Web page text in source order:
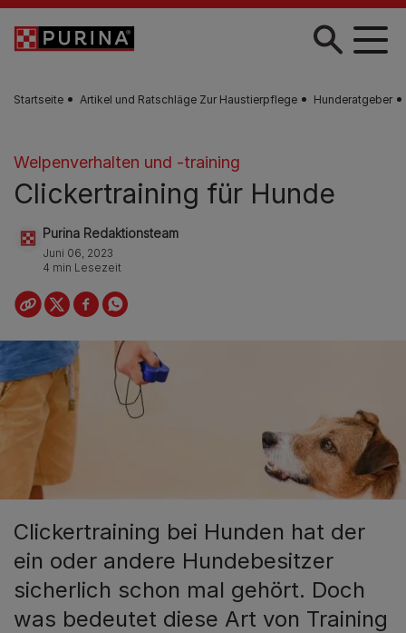
Skip to main content
Startseite Artikel und Ratschläge Zur Haustierpflege Hunderatgeber
Welpenverhalten und -training
Clickertraining für Hunde
Purina Redaktionsteam
Juni 06, 2023
4 min Lesezeit
Clickertraining bei Hunden hat der
ein oder andere Hundebesitzer
sicherlich schon mal gehört. Doch
was bedeutet diese Art von Training